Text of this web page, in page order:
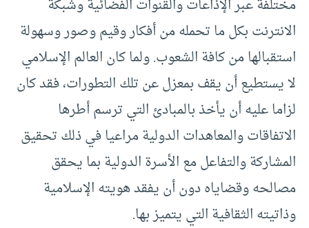
مختلفة عبر الإذاعات والقنوات الفضائية وشبکة
الانترنت بکل ما تحمله من أفکار وقيم وصور وسهولة
استقبالها من کافة الشعوب. ولما کان العالم الإسلامي
لا يستطيع أن يقف بمعزل عن تلك التطورات، فقد كان
لزاما عليه أن يأخذ بالمبادئ التي ترسم أطرها
الاتفاقات والمعاهدات الدولية مراعيا في ذلك تحقيق
المشارکة والتفاعل مع الأسرة الدولية بما يحقق
مصالحه وقضاياه دون أن يفقد هويته الإسلامية
وذاتيته الثقافية التي يتميز بها.